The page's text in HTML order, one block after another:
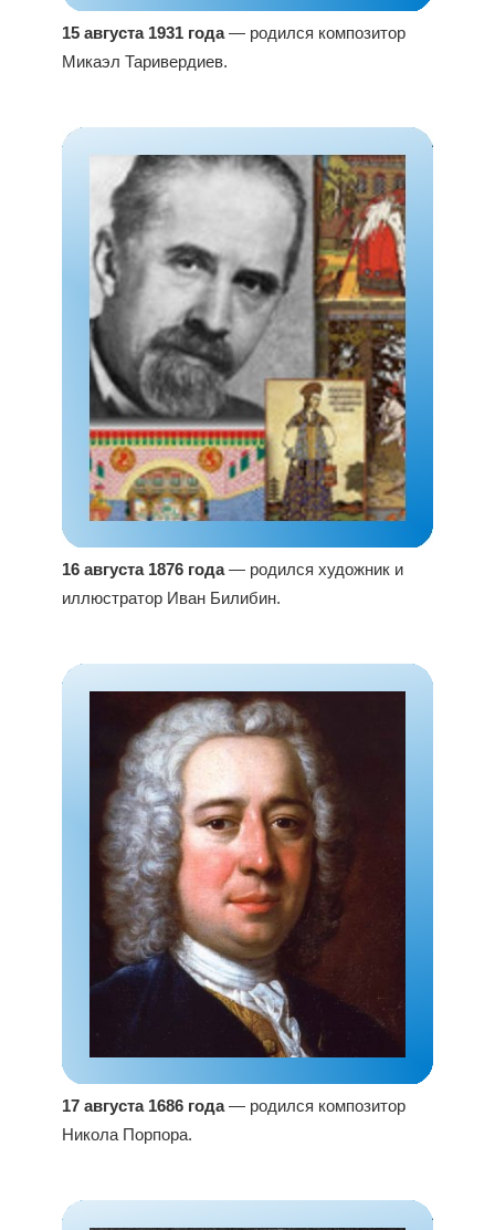
15 августа 1931 года— родился композитор
Микаэл Таривердиев.
16 августа 1876 года— родился художник и
иллюстратор Иван Билибин.
17 августа 1686 года— родился композитор
Никола Порпора.